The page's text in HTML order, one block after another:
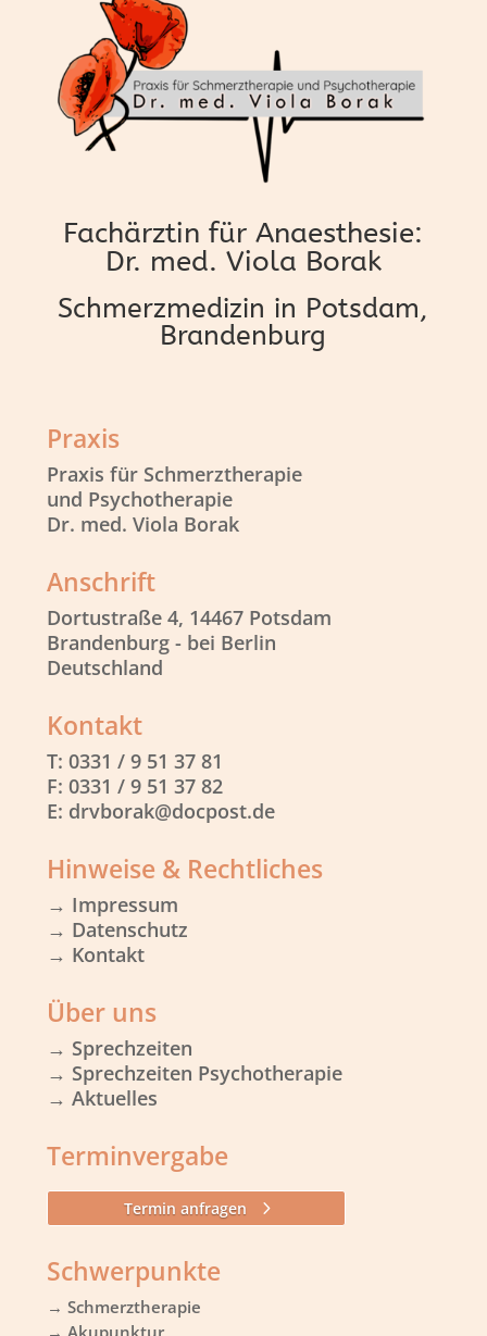
Fachärztin für Anaesthesie:
Dr. med. Viola Borak
Schmerzmedizin in Potsdam,
Brandenburg
Praxis
Praxis für Schmerztherapie
und Psychotherapie
Dr. med. Viola Borak
Anschrift
Dortustraße 4, 14467 Potsdam
Brandenburg - bei Berlin
Deutschland
Kontakt
T: 0331 / 9 51 37 81
F: 0331 / 9 51 37 82
E: drvborak@docpost.de
Hinweise & Rechtliches
→ Impressum
→ Datenschutz
→ Kontakt
Über uns
→ Sprechzeiten
→ Sprechzeiten Psychotherapie
→ Aktuelles
Terminvergabe
Termin anfragen
Schwerpunkte
→ Schmerztherapie